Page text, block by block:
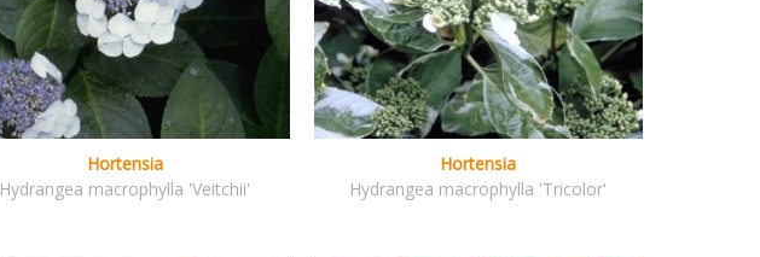
Hortensia
Hydrangea macrophylla 'Veitchii'
Hortensia
Hydrangea macrophylla 'Tricolor'